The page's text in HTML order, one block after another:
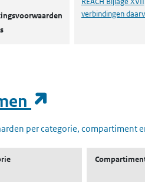
verbindingen
per categorie, compartiment